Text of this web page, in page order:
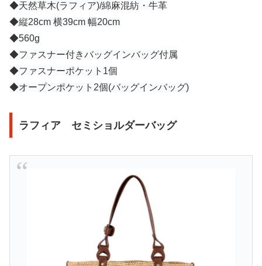
◆天然草木(ラフィア)/綿麻混紡・牛革
◆縦28cm 横39cm 幅20cm
◆560g
◆ファスナー付きバッグインバッグ付属
◆ファスナーポケット1個
◆オープンポケット2個(バッグインバッグ)
ラフィア セミショルダーバッグ